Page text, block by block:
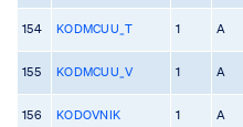
154 KODMCUU_T 1 A
155 KODMCUU_V 1 A
156 KODOVNIK 1 A